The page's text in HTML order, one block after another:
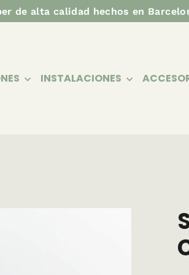
de alta calidad hechos en
INSTALACIONES